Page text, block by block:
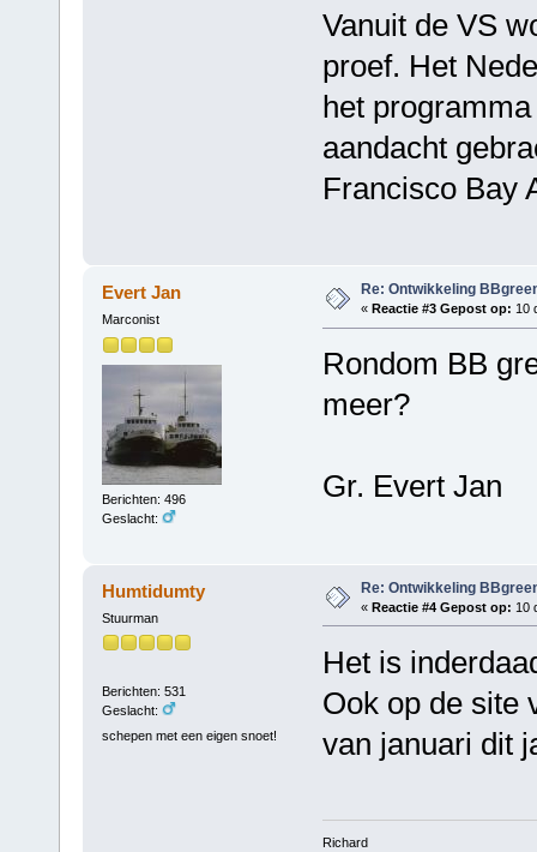
Vanuit de VS
proef. Het
het
aandacht
Francisco Bay
Evert Jan
Marconist
Berichten: 496
Geslacht:
Re: Ontwikkeling
« Reactie #3 Gepost op: 10
Rondom BB
meer?
Gr. Evert Jan
Humtidumty
Stuurman
Berichten: 531
Geslacht:
schepen met een eigen snoet!
Re: Ontwikkeling
« Reactie #4 Gepost op: 10
Het is
Ook op de site
van januari dit
Richard